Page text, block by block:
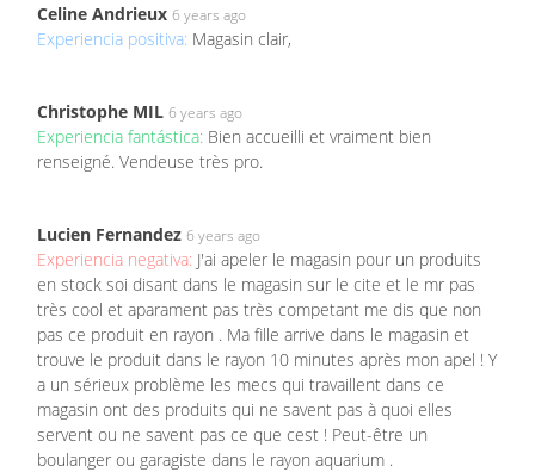
Celine Andrieux 6 years ago
Experiencia positiva: Magasin clair,
Christophe MIL 6 years ago
Experiencia fantástica: Bien accueilli et vraiment bien
renseigné. Vendeuse très pro.
Lucien Fernandez 6 years ago
Experiencia negativa: J'ai apeler le magasin pour un produits
en stock soi disant dans le magasin sur le cite et le mr pas
très cool et aparament pas très competant me dis que non
pas ce produit en rayon . Ma fille arrive dans le magasin et
trouve le produit dans le rayon 10 minutes après mon apel ! Y
a un sérieux problème les mecs qui travaillent dans ce
magasin ont des produits qui ne savent pas à quoi elles
servent ou ne savent pas ce que cest ! Peut-être un
boulanger ou garagiste dans le rayon aquarium .